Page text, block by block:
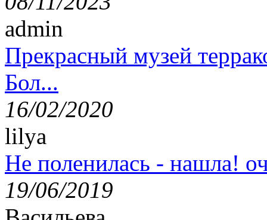
admin
Прекрасный музей
Бол...
16/02/2020
lilya
Не поленилась - нашла!
19/06/2019